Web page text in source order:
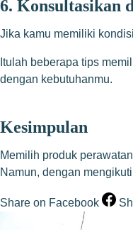
6. Konsultasikan
Jika kamu memiliki
Itulah beberapa tips
dengan kebutuhanmu.
Kesimpulan
Memilih produk
Namun, dengan
Share on Facebook